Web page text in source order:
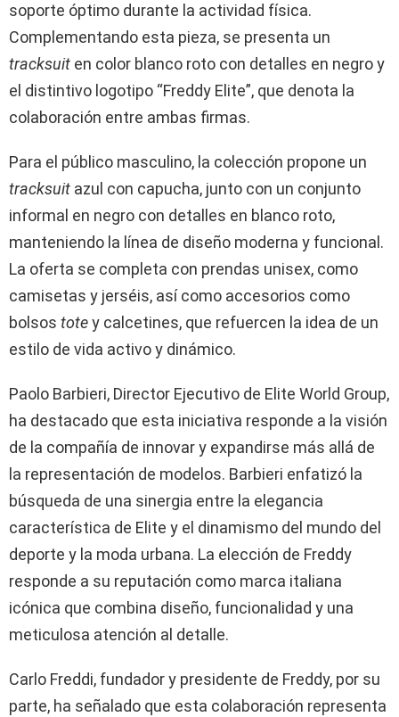
soporte óptimo durante la actividad física.
Complementando esta pieza, se presenta un
tracksuit en color blanco roto con detalles en negro y
el distintivo logotipo “Freddy Elite”, que denota la
colaboración entre ambas firmas.
Para el público masculino, la colección propone un
tracksuit azul con capucha, junto con un conjunto
informal en negro con detalles en blanco roto,
manteniendo la línea de diseño moderna y funcional.
La oferta se completa con prendas unisex, como
camisetas y jerséis, así como accesorios como
bolsos totey calcetines, que refuercen la idea de un
estilo de vida activo y dinámico.
Paolo Barbieri, Director Ejecutivo de Elite World Group,
ha destacado que esta iniciativa responde a la visión
de la compañía de innovar y expandirse más allá de
la representación de modelos. Barbieri enfatizó la
búsqueda de una sinergia entre la elegancia
característica de Elite y el dinamismo del mundo del
deporte y la moda urbana. La elección de Freddy
responde a su reputación como marca italiana
icónica que combina diseño, funcionalidad y una
meticulosa atención al detalle.
Carlo Freddi, fundador y presidente de Freddy, por su
parte, ha señalado que esta colaboración representa